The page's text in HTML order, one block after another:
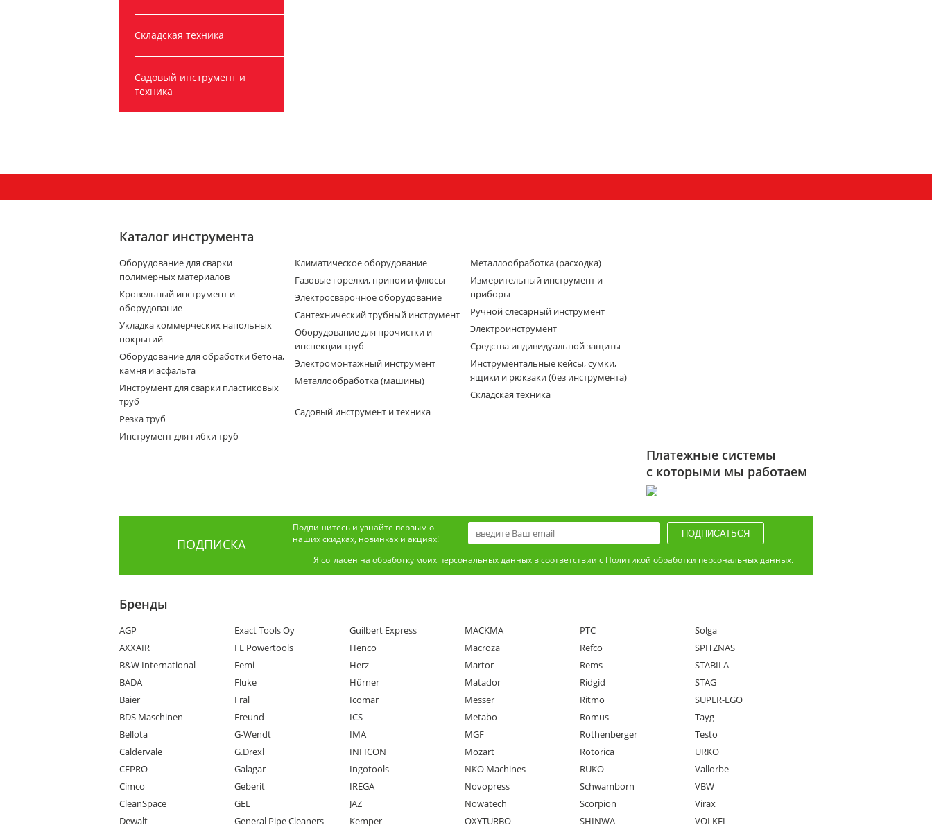
Складская техника
Садовый инструмент и
техника
Каталог инструмента
Оборудование для сварки
полимерных материалов
Кровельный инструмент и
оборудование
Укладка коммерческих напольных
покрытий
Оборудование для обработки бетона,
камня и асфальта
Инструмент для сварки пластиковых
труб
Резка труб
Инструмент для гибки труб
Климатическое оборудование
Газовые горелки, припои и флюсы
Электросварочное оборудование
Сантехнический трубный инструмент
Оборудование для прочистки и
инспекции труб
Электромонтажный инструмент
Металлообработка (машины)
Металлообработка (расходка)
Измерительный инструмент и
приборы
Ручной слесарный инструмент
Электроинструмент
Средства индивидуальной защиты
Инструментальные кейсы, сумки,
ящики и рюкзаки (без инструмента)
Складская техника
Садовый инструмент и техника
Платежные системы
с которыми мы работаем
ПОДПИСКА
Подпишитесь и узнайте первым о
наших скидках, новинках и акциях!
Я согласен на обработку моих персональных данных в соответствии с Политикой обработки персональных данных.
Бренды
AGP
AXXAIR
B&W International
BADA
Baier
BDS Maschinen
Bellota
Caldervale
CEPRO
Cimco
CleanSpace
Dewalt
Exact Tools Oy
FE Powertools
Femi
Fluke
Fral
Freund
G-Wendt
G.Drexl
Galagar
Geberit
GEL
General Pipe Cleaners
Guilbert Express
Henco
Herz
Hürner
Icomar
ICS
IMA
INFICON
Ingotools
IREGA
JAZ
Kemper
MACKMA
Macroza
Martor
Matador
Messer
Metabo
MGF
Mozart
NKO Machines
Novopress
Nowatech
OXYTURBO
PTC
Refco
Rems
Ridgid
Ritmo
Romus
Rothenberger
Rotorica
RUKO
Schwamborn
Scorpion
SHINWA
Solga
SPITZNAS
STABILA
STAG
SUPER-EGO
Tayg
Testo
URKO
Vallorbe
VBW
Virax
VOLKEL